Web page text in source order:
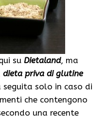
su Dietaland, ma
dieta priva di glutine
solo in caso di
che contengono
una recente